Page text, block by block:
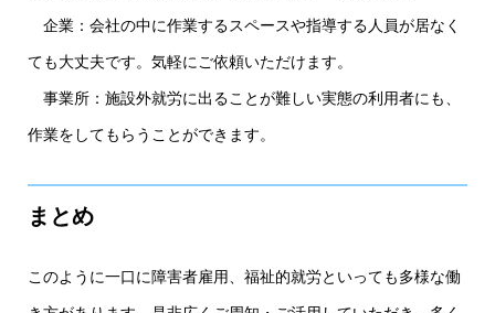
企業：会社の中に作業するスペースや指導する人員が居なく
ても大丈夫です。気軽にご依頼いただけます。
事業所：施設外就労に出ることが難しい実態の利用者にも、
作業をしてもらうことができます。
まとめ
このように一口に障害者雇用、福祉的就労といっても多様な働